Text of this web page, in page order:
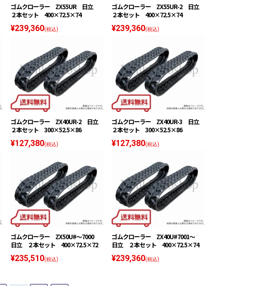
ゴムクローラー ZX55UR 日立
２本セット 400×72.5×74
¥239,360(税込)
ゴムクローラー ZX55UR-2 日立
２本セット 400×72.5×74
¥239,360(税込)
ゴムクローラー ZX40UR-2 日立
２本セット 300×52.5×86
¥127,380(税込)
ゴムクローラー ZX40UR-3 日立
２本セット 300×52.5×86
¥127,380(税込)
ゴムクローラー ZX50U#〜7000
日立 ２本セット 400×72.5×72
¥235,510(税込)
ゴムクローラー ZX40U#7001〜
日立 ２本セット 400×72.5×74
¥239,360(税込)